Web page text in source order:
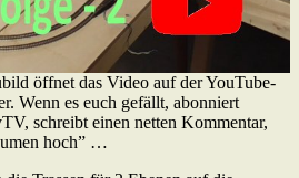
öffnet das Video auf der YouTube-
Wenn es euch gefällt, abonniert
schreibt einen netten Kommentar,
hoch” …